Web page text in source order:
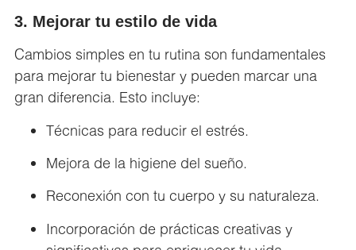
3. Mejorar tu estilo de vida
Cambios simples en tu rutina son fundamentales
para mejorar tu bienestar y pueden marcar una
gran diferencia. Esto incluye:
Técnicas para reducir el estrés.
Mejora de la higiene del sueño.
Reconexión con tu cuerpo y su naturaleza.
Incorporación de prácticas creativas y